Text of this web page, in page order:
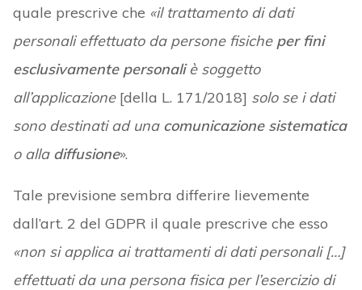
quale prescrive che «il trattamento di dati
personali effettuato da persone fisiche per fini
esclusivamente personaliè soggetto
all’applicazione [della L. 171/2018] solo se i dati
sono destinati ad una comunicazione sistematica
o alla diffusione».
Tale previsione sembra differire lievemente
dall’art. 2 del GDPR il quale prescrive che esso
«non si applica ai trattamenti di dati personali […]
effettuati da una persona fisica per l’esercizio di